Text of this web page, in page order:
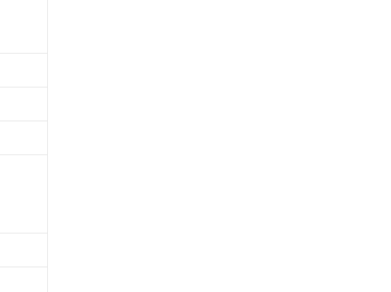
もあることをご了承ください。
な商品です。
予定のある商品です。
品を出す予定はありません。
は確認中の商品です。
。
合などやむを得ず変更すること
す。
します。